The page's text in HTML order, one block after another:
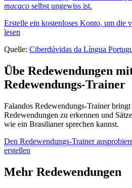
macaco selbst ungewiss ist.
Erstelle ein kostenloses Konto, um die
lesen
Quelle: Ciberdúvidas da Língua
Übe Redewendungen
Redewendungs-Trainer
Falandos Redewendungs-Trainer
Redewendungen zu erkennen und
wie ein Brasilianer sprechen kannst.
Den Redewendungs-Trainer
erstellen
Mehr Redewendungen